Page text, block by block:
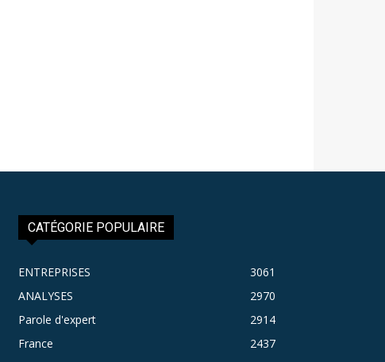
CATÉGORIE POPULAIRE
ENTREPRISES
3061
ANALYSES
2970
Parole d'expert
2914
France
2437